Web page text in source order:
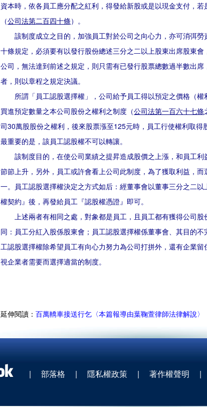
資本時，依各員工應分配之紅利，得發給新股或是以現金支付，
（公司法第二百四十條）。
該制度成立之目的，加強員工對於公司之向心力，亦可消弭勞
十條規定，必須要有以發行股份總述三分之二以上股東出席股東
公司，無法達到前述之規定，則只需有已發行股票總數過半數出
者，則以章程之規定決議。
所謂「員工認股選擇權」，公司給予員工得以預定之價格（權
買進預定數量之本公司股份之權利之制度（公司法第一百六十七條
司30萬股股份之權利，後來股票漲至125元時，員工行使權利取
最重要的是，該員工認股權不可以轉讓。
該制度目的，在使公司業績之提昇造成股價之上漲，和員工利
節節上升，另外，員工或許會看上公司此制度，為了獲取利益，
一。員工認股選擇權決定之方式如后：經董事會以董事三分之二
權契約』後，再發給員工『認股權憑證』即可。
上述兩者有相同之處，對象都是員工，且員工都有獲得公司股
同：員工分紅入股係股東會；員工認股選擇權係董事會、其目的
工認股選擇權除希望員工有向心力努力為公司打拼外，還有企業
視企業者需要而選擇適當的制度。
延伸閱讀： 百萬轎車接送行乞〈本篇報導由葉鞠萱律師法律解說〉
| 部落格 | 隱私權政策 | 著作權聲明 |